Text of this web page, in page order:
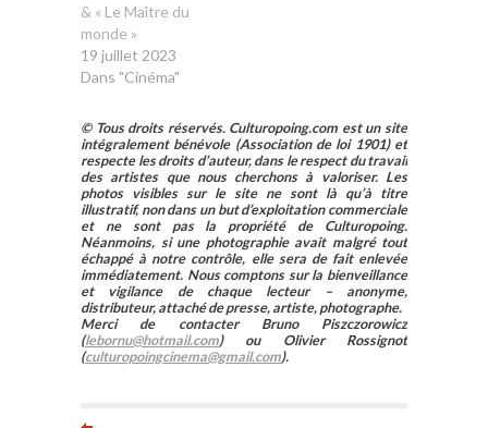
& « Le Maître du
monde »
19 juillet 2023
Dans "Cinéma"
© Tous droits réservés. Culturopoing.com est un site
intégralement bénévole (Association de loi 1901) et
respecte les droits d’auteur, dans le respect du travail
des artistes que nous cherchons à valoriser. Les
photos visibles sur le site ne sont là qu’à titre
illustratif, non dans un but d’exploitation commerciale
et ne sont pas la propriété de Culturopoing.
Néanmoins, si une photographie avait malgré tout
échappé à notre contrôle, elle sera de fait enlevée
immédiatement. Nous comptons sur la bienveillance
et vigilance de chaque lecteur – anonyme,
distributeur, attaché de presse, artiste, photographe.
Merci de contacter Bruno Piszczorowicz
(lebornu@hotmail.com) ou Olivier Rossignot
(culturopoingcinema@gmail.com).